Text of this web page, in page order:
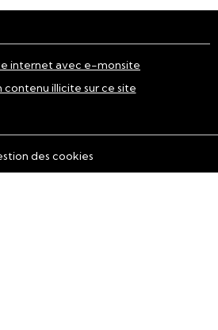
internet avec e-monsite
contenu illicite sur ce site
des cookies